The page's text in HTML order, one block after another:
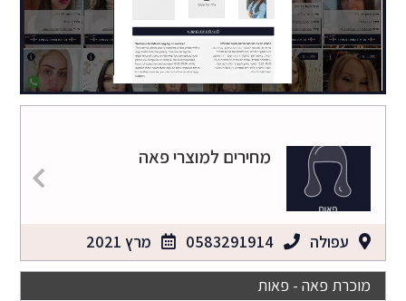
מחירים למוצרי פאה
עפולה 0583291914 מרץ 2021
מוכרת פאה - פאות